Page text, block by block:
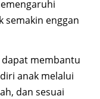
semakin enggan
dapat membantu
anak melalui
dan sesuai